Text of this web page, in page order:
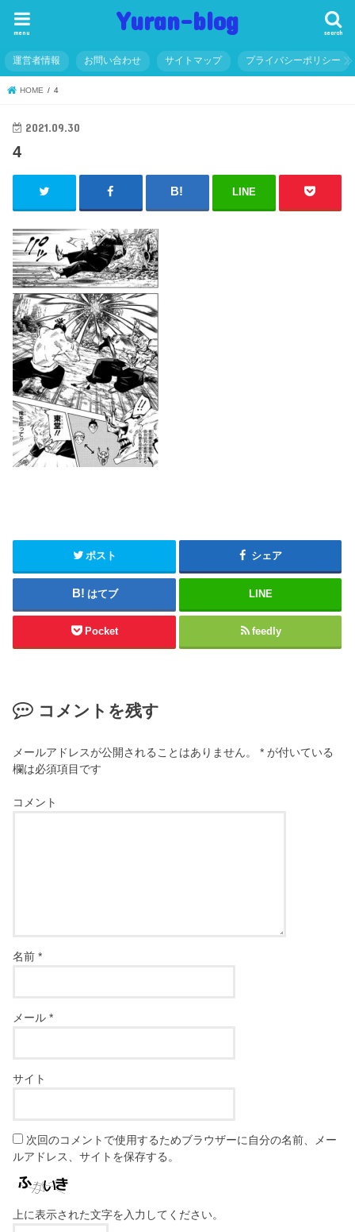
Yuran-blog search
menu
運営者情報 お問い合わせ サイトマップ プライバシーポリシー
HOME 4
2021.09.30
4
LINE
ポスト シェア
はてブ LINE
Pocket feedly
コメントを残す
メールアドレスが公開されることはありません。 * が付いている
欄は必須項目です
コメント
名前*
メール*
サイト
次回のコメントで使用するためブラウザーに自分の名前、メー
ルアドレス、サイトを保存する。
上に表示された文字を入力してください。